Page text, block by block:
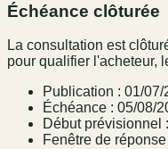
Échéance clôturée
La consultation est
pour qualifier l'acheteur,
Publication : 01/07/
Échéance : 05/08/
Début prévisionnel
Fenêtre de